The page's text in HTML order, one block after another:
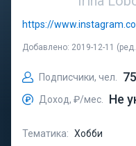
https://
Добавлено: 2019-12-11
Подписчики, чел.
Доход, ₽/мес. Не
Тематика: Хобби